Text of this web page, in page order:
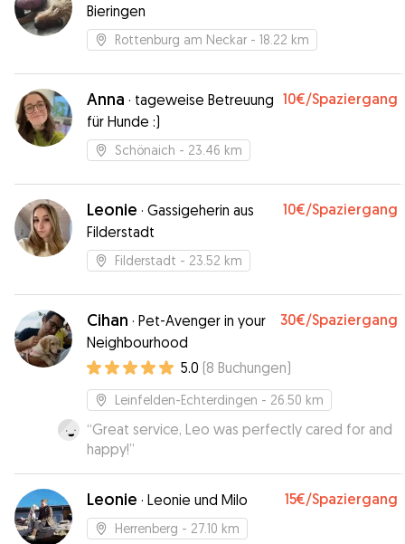
Bieringen
Rottenburg am Neckar - 18.22 km
Anna · tageweise Betreuung
für Hunde :)
10€/Spaziergang
Schönaich - 23.46 km
Leonie · Gassigeherin aus
Filderstadt
10€/Spaziergang
Filderstadt - 23.52 km
Cihan · Pet-Avenger in your
Neighbourhood
30€/Spaziergang
5.0 (8 Buchungen)
Leinfelden-Echterdingen - 26.50 km
“Great service, Leo was perfectly cared for and
happy!”
Leonie · Leonie und Milo 15€/Spaziergang
Herrenberg - 27.10 km